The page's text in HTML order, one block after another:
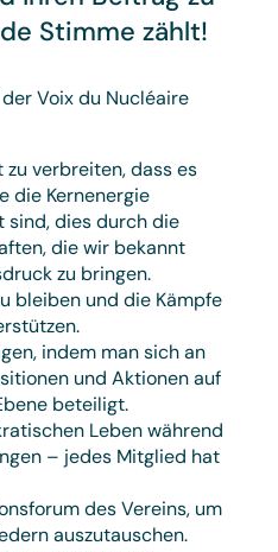
Stimme zählt!
Voix du Nucléaire
verbreiten, dass es
die Kernenergie
sind, dies durch die
die wir bekannt
zu bringen.
bleiben und die Kämpfe
indem man sich an
und Aktionen auf
beteiligt.
Leben während
– jedes Mitglied hat
des Vereins, um
auszutauschen.